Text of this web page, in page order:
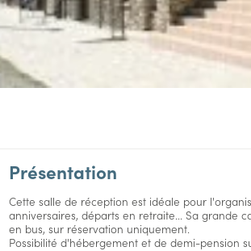
Présentation
Cette salle de réception est idéale pour
anniversaires, départs en retraite... Sa grande
en bus, sur réservation uniquement.
Possibilité d'hébergement et de demi-pension